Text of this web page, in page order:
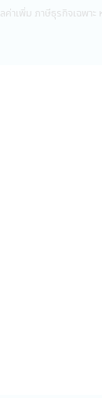
น
ทุนรวมของท่าน
ของบริษัทในกลุ่ม
ล, โรงพิมพ์, ผู้ต
บริการของบริษัท
ารหลักทรัพย์แล
าเพิ่ม ภาษีธุรกิจเฉพาะ